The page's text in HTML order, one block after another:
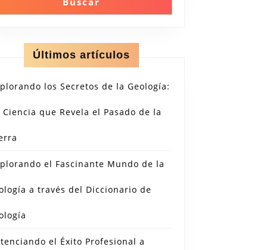
Últimos artículos
los Secretos de la Geología:
Ciencia que Revela el Pasado de la
el Fascinante Mundo de la
a través del Diccionario de
el Éxito Profesional a